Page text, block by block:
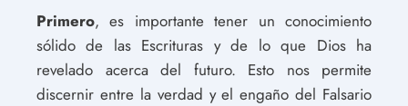
Primero, es importante tener un conocimiento
sólido de las Escrituras y de lo que Dios ha
revelado acerca del futuro. Esto nos permite
discernir entre la verdad y el engaño del Falsario